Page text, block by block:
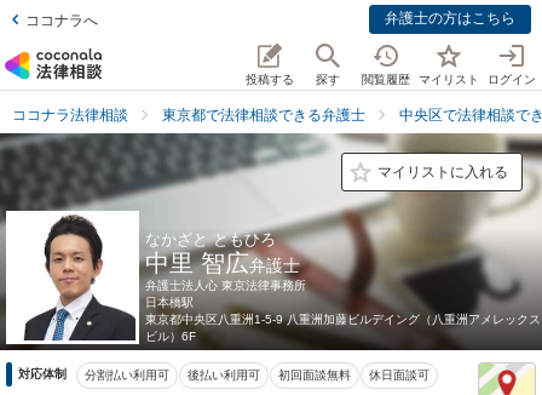
ココナラへ 弁護士の方はこちら
投稿する 探す 閲覧履歴 マイリスト ログイン
ココナラ法律相談 東京都で法律相談できる弁護士 中央区で法律相談で
マイリストに入れる
なかざと ともひろ
中里 智広弁護士
弁護士法人心 東京法律事務所
日本橋駅
東京都中央区八重洲1-5-9 八重洲加藤ビルデイング（八重洲アメレックス
ビル）6F
対応体制 分割払い利用可 後払い利用可 初回面談無料 休日面談可